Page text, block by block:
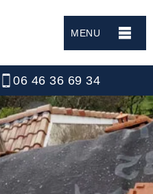
MENU
06 46 36 69 34